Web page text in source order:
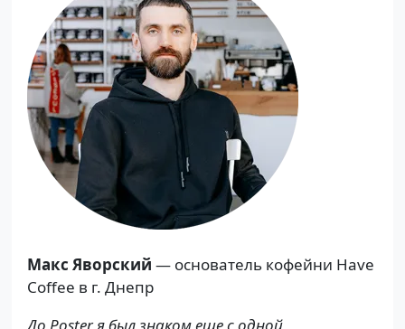
Макс Яворский — основатель кофейни Have
Coffee в г. Днепр
До Poster я был знаком еще с одной